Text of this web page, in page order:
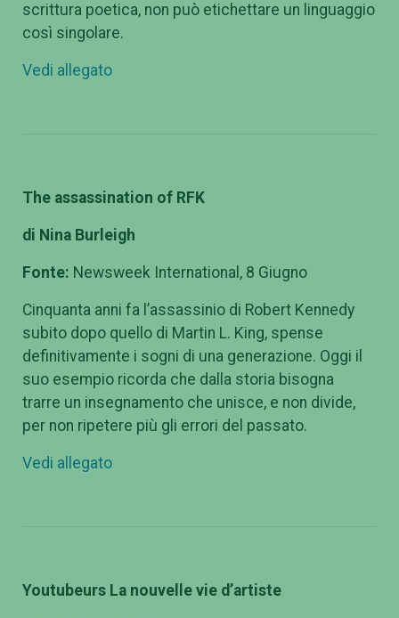
scrittura poetica, non può etichettare un linguaggio
così singolare.
Vedi allegato
The assassination of RFK
di Nina Burleigh
Fonte: Newsweek International, 8 Giugno
Cinquanta anni fa l’assassinio di Robert Kennedy
subito dopo quello di Martin L. King, spense
definitivamente i sogni di una generazione. Oggi il
suo esempio ricorda che dalla storia bisogna
trarre un insegnamento che unisce, e non divide,
per non ripetere più gli errori del passato.
Vedi allegato
Youtubeurs La nouvelle vie d’artiste